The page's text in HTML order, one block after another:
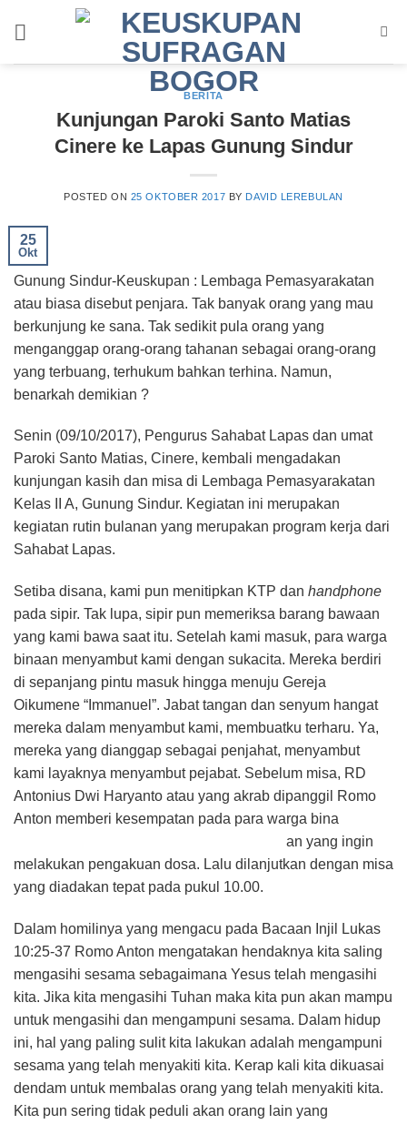
BERITA
Kunjungan Paroki Santo Matias
Cinere ke Lapas Gunung Sindur
POSTED ON 25 OKTOBER 2017 BY DAVID LEREBULAN
25
Okt
Gunung Sindur-Keuskupan : Lembaga Pemasyarakatan
atau biasa disebut penjara. Tak banyak orang yang mau
berkunjung ke sana. Tak sedikit pula orang yang
menganggap orang-orang tahanan sebagai orang-orang
yang terbuang, terhukum bahkan terhina. Namun,
benarkah demikian ?
Senin (09/10/2017), Pengurus Sahabat Lapas dan umat
Paroki Santo Matias, Cinere, kembali mengadakan
kunjungan kasih dan misa di Lembaga Pemasyarakatan
Kelas II A, Gunung Sindur. Kegiatan ini merupakan
kegiatan rutin bulanan yang merupakan program kerja dari
Sahabat Lapas.
Setiba disana, kami pun menitipkan KTP dan handphone
pada sipir. Tak lupa, sipir pun memeriksa barang bawaan
yang kami bawa saat itu. Setelah kami masuk, para warga
binaan menyambut kami dengan sukacita. Mereka berdiri
di sepanjang pintu masuk hingga menuju Gereja
Oikumene “Immanuel”. Jabat tangan dan senyum hangat
mereka dalam menyambut kami, membuatku terharu. Ya,
mereka yang dianggap sebagai penjahat, menyambut
kami layaknya menyambut pejabat. Sebelum misa, RD
Antonius Dwi Haryanto atau yang akrab dipanggil Romo
Anton memberi kesempatan pada para warga bina
an yang ingin
melakukan pengakuan dosa. Lalu dilanjutkan dengan misa
yang diadakan tepat pada pukul 10.00.
Dalam homilinya yang mengacu pada Bacaan Injil Lukas
10:25-37 Romo Anton mengatakan hendaknya kita saling
mengasihi sesama sebagaimana Yesus telah mengasihi
kita. Jika kita mengasihi Tuhan maka kita pun akan mampu
untuk mengasihi dan mengampuni sesama. Dalam hidup
ini, hal yang paling sulit kita lakukan adalah mengampuni
sesama yang telah menyakiti kita. Kerap kali kita dikuasai
dendam untuk membalas orang yang telah menyakiti kita.
Kita pun sering tidak peduli akan orang lain yang